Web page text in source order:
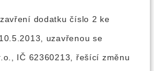
dodatku číslo 2 ke
uzavřenou se
IČ 62360213, řešící změnu